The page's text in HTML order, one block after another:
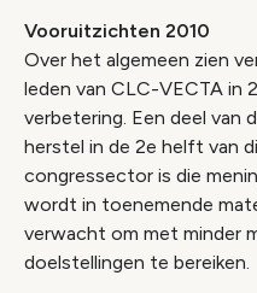
Vooruitzichten 2010
Over het algemeen zien
leden van CLC-VECTA in
verbetering. Een deel van
herstel in de 2e helft van
congressector is die
wordt in toenemende
verwacht om met minder
doelstellingen te bereiken.